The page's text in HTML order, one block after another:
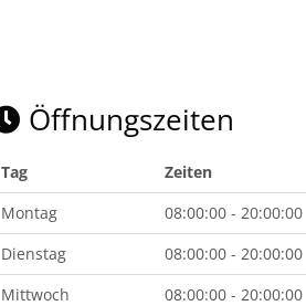
Öffnungszeiten
Tag
Zeiten
Montag
08:00:00 - 20:00:00
Dienstag
08:00:00 - 20:00:00
Mittwoch
08:00:00 - 20:00:00